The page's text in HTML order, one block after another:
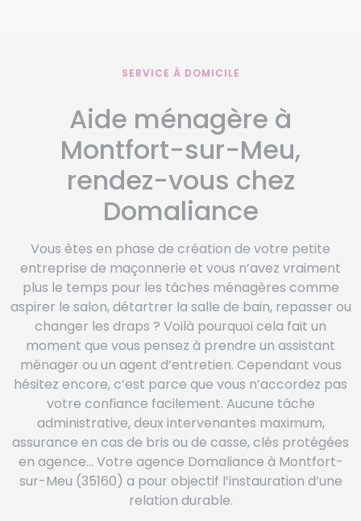
SERVICE À DOMICILE
Aide ménagère à
Montfort-sur-Meu,
rendez-vous chez
Domaliance
Vous êtes en phase de création de votre petite
entreprise de maçonnerie et vous n’avez vraiment
plus le temps pour les tâches ménagères comme
aspirer le salon, détartrer la salle de bain, repasser ou
changer les draps ? Voilà pourquoi cela fait un
moment que vous pensez à prendre un assistant
ménager ou un agent d’entretien. Cependant vous
hésitez encore, c’est parce que vous n’accordez pas
votre confiance facilement. Aucune tâche
administrative, deux intervenantes maximum,
assurance en cas de bris ou de casse, clés protégées
en agence… Votre agence Domaliance à Montfort-
sur-Meu (35160) a pour objectif l’instauration d’une
relation durable.